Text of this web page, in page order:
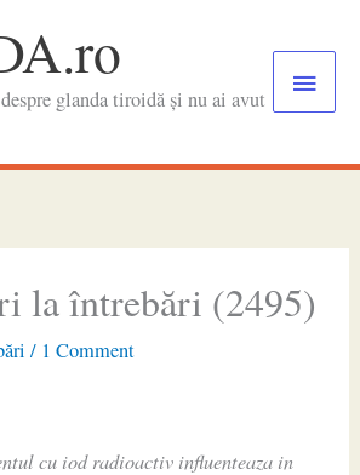
glanda tiroidă și nu ai avut
Main
la întrebări (2495)
/ 1 Comment
cu iod radioactiv influenteaza in